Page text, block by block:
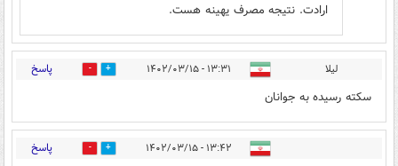
ارادت. نتیجه مصرف یهینه هست.
لیلا ۱۳:۳۱ - ۱۴۰۲/۰۳/۱۵ 53 پاسخ
سکته رسیده به جوانان
۱۳:۴۲ - ۱۴۰۲/۰۳/۱۵ 5 پاسخ